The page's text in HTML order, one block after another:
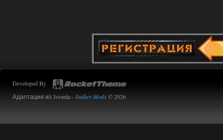
Ответить ➤
Advanced Weapon Pack - система
стрельбы
15:39
Stalker-Mods-Clan-su
Developed By
Адаптация из Joomla -Stalker-Mods© 2026